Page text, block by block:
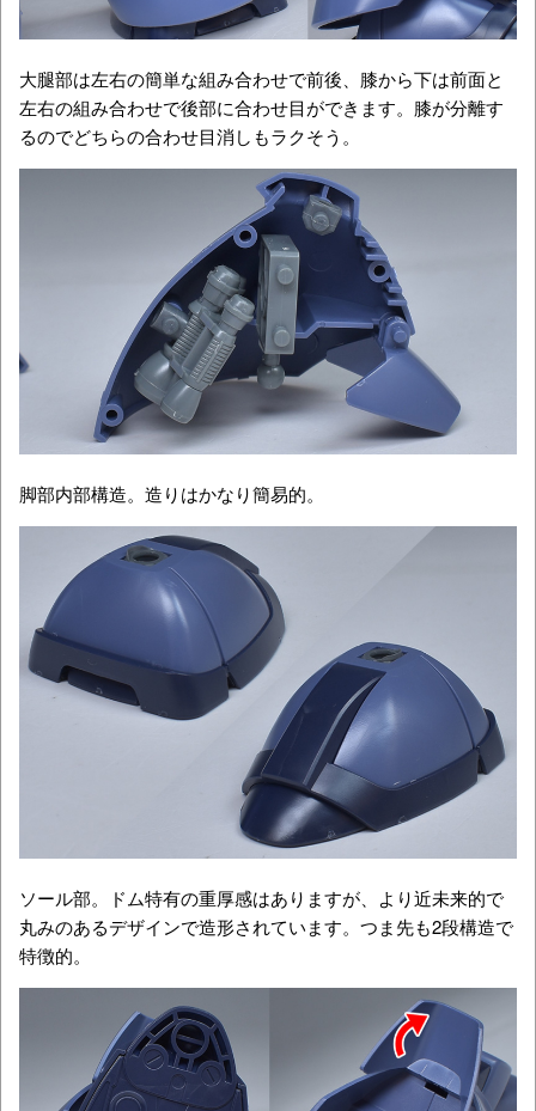
大腿部は左右の簡単な組み合わせで前後、膝から下は前面と
左右の組み合わせで後部に合わせ目ができます。膝が分離す
るのでどちらの合わせ目消しもラクそう。
脚部内部構造。造りはかなり簡易的。
ソール部。ドム特有の重厚感はありますが、より近未来的で
丸みのあるデザインで造形されています。つま先も2段構造で
特徴的。